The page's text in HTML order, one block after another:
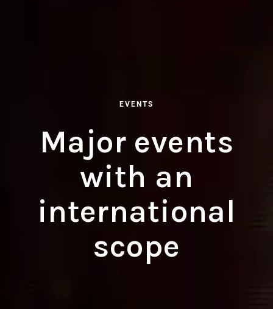
EVENTS
Major events
with an
international
scope